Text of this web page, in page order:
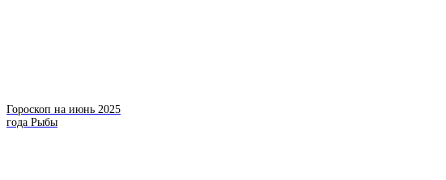
Гороскоп на июнь 2025
года Рыбы